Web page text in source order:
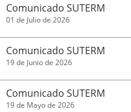
Comunicado SUTERM
01 de Julio de 2026
Comunicado SUTERM
19 de Junio de 2026
Comunicado SUTERM
19 de Mayo de 2026